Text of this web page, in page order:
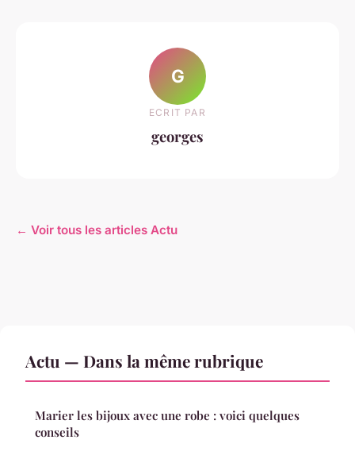
G
ECRIT PAR
georges
← Voir tous les articles Actu
Actu — Dans la même rubrique
Marier les bijoux avec une robe : voici quelques
conseils